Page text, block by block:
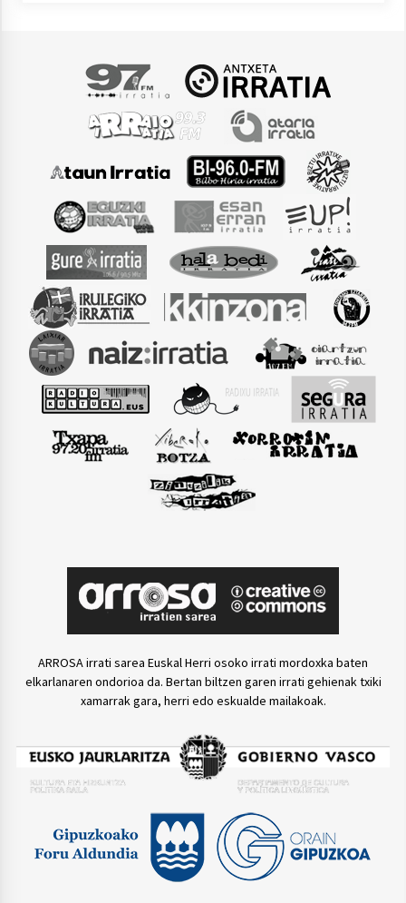
ARROSA irrati sarea Euskal Herri osoko irrati mordoxka baten
elkarlanaren ondorioa da. Bertan biltzen garen irrati gehienak txiki
xamarrak gara, herri edo eskualde mailakoak.